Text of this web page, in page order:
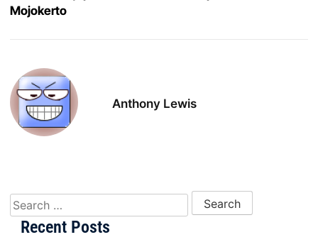
Mojokerto
Anthony Lewis
Search for:
Recent Posts